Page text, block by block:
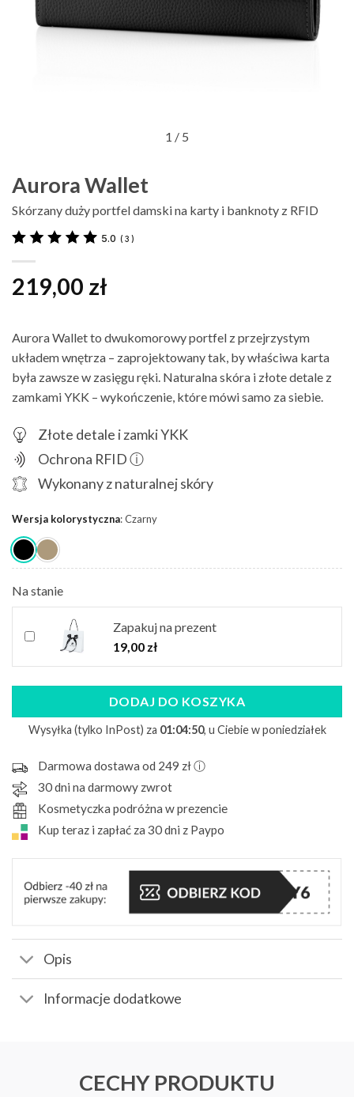
1 / 5
Aurora Wallet
Skórzany duży portfel damski na karty i banknoty z RFID
5.0 ( 3 )
219,00 zł
Aurora Wallet to dwukomorowy portfel z przejrzystym
układem wnętrza – zaprojektowany tak, by właściwa karta
była zawsze w zasięgu ręki. Naturalna skóra i złote detale z
zamkami YKK – wykończenie, które mówi samo za siebie.
Złote detale i zamki YKK
Ochrona RFID ⓘ
Wykonany z naturalnej skóry
Wersja kolorystyczna:Czarny
Na stanie
Zapakuj na prezent
19,00 zł
DODAJ DO KOSZYKA
Wysyłka (tylko InPost) za 01:04:49, u Ciebie w poniedziałek
Darmowa dostawa od 249 zł ⓘ
30 dni na darmowy zwrot
Kosmetyczka podróżna w prezencie
Kup teraz i zapłać za 30 dni z Paypo
Opis
Informacje dodatkowe
CECHY PRODUKTU